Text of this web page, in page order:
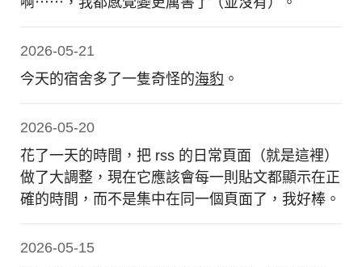
2026-05-21
今天的宿舍多了一隻奇怪的海豹 。
2026-05-20
花了一天的時間，把 rss 的日常頁面（就是這裡）
做了大調整，現在它應該會每一則貼文都顯示在正
確的時間，而不是集中在同一個頁面了，我好棒。
2026-05-15